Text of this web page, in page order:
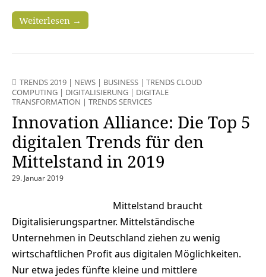
Weiterlesen →
TRENDS 2019 | NEWS | BUSINESS | TRENDS CLOUD
COMPUTING | DIGITALISIERUNG | DIGITALE
TRANSFORMATION | TRENDS SERVICES
Innovation Alliance: Die Top 5
digitalen Trends für den
Mittelstand in 2019
29. Januar 2019
Mittelstand braucht
Digitalisierungspartner. Mittelständische
Unternehmen in Deutschland ziehen zu wenig
wirtschaftlichen Profit aus digitalen Möglichkeiten.
Nur etwa jedes fünfte kleine und mittlere